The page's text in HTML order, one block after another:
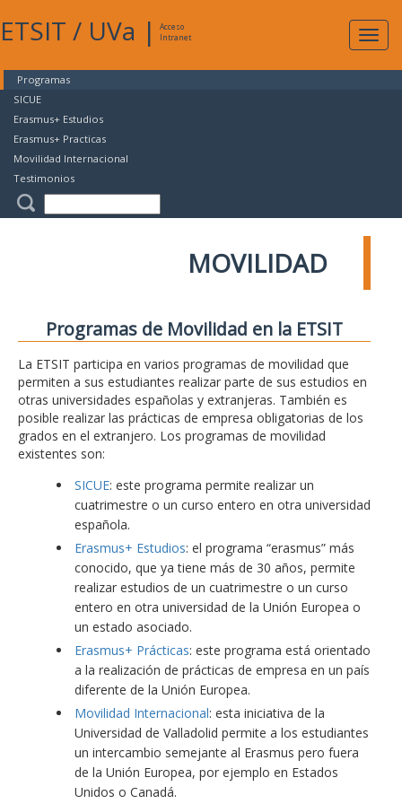
ETSIT / UVa |
Acceso
Intranet
Programas
SICUE
Erasmus+ Estudios
Erasmus+ Practicas
Movilidad Internacional
Testimonios
MOVILIDAD
Programas de Movilidad en la ETSIT
La ETSIT participa en varios programas de movilidad que
permiten a sus estudiantes realizar parte de sus estudios en
otras universidades españolas y extranjeras. También es
posible realizar las prácticas de empresa obligatorias de los
grados en el extranjero. Los programas de movilidad
existentes son:
SICUE: este programa permite realizar un
cuatrimestre o un curso entero en otra universidad
española.
Erasmus+ Estudios: el programa “erasmus” más
conocido, que ya tiene más de 30 años, permite
realizar estudios de un cuatrimestre o un curso
entero en otra universidad de la Unión Europea o
un estado asociado.
Erasmus+ Prácticas: este programa está orientado
a la realización de prácticas de empresa en un país
diferente de la Unión Europea.
Movilidad Internacional: esta iniciativa de la
Universidad de Valladolid permite a los estudiantes
un intercambio semejante al Erasmus pero fuera
de la Unión Europea, por ejemplo en Estados
Unidos o Canadá.